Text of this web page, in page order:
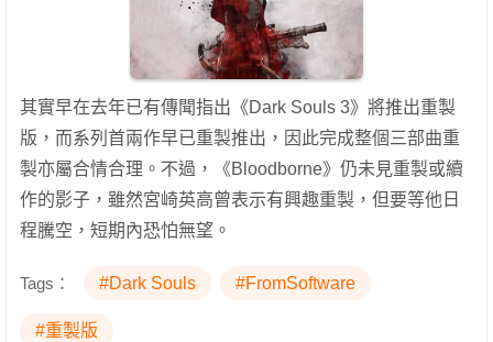
其實早在去年已有傳聞指出《Dark Souls 3》將推出重製
版，而系列首兩作早已重製推出，因此完成整個三部曲重
製亦屬合情合理。不過，《Bloodborne》仍未見重製或續
作的影子，雖然宮崎英高曾表示有興趣重製，但要等他日
程騰空，短期內恐怕無望。
Tags： #Dark Souls #FromSoftware
#重製版